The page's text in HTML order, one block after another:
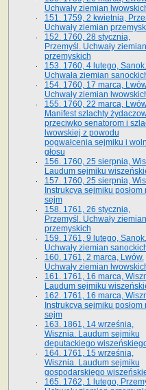
Uchwały ziemian
151. 1759, 2 kwietnia,
Uchwały ziemian
152. 1760, 28 stycznia,
Przemyśl. Uchwały ziemian
przemyskich
153. 1760, 4 lutego, Sanok.
Uchwała ziemian
154. 1760, 17 marca,
Uchwały ziemian
155. 1760, 22 marca,
Manifest szlachty
przeciwko senatorom i
lwowskiej z po­wodu
pogwałcenia sejmiku i
głosu
156. 1760, 25 sierpnia,
Laudum sejmiku
157. 1760, 25 sierpnia,
Instrukcya sejmiku posłom
sejm
158. 1761, 26 stycznia,
Przemyśl. Uchwały ziemian
przemyskich
159. 1761, 9 lutego, Sanok.
Uchwały ziemian
160. 1761, 2 marca, Lwów.
Uchwały ziemian
161. 1761, 16 marca,
Laudum sejmiku
162. 1761, 16 marca,
Instrukcya sejmiku posłom
sejm
163. 1861, 14 września,
Wisznia. Laudum sejmiku
deputackiego
164. 1761, 15 września,
Wisznia. Laudum sejmiku
gospodarskiego
165. 1762, 1 lutego,